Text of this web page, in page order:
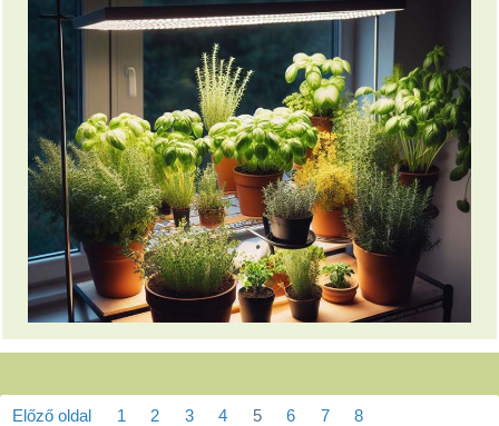
Előző oldal 1 2 3 4 5 6 7 8